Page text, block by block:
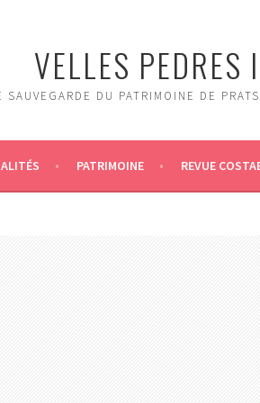
VELLES PEDRES
SAUVEGARDE DU PATRIMOINE DE
PATRIMOINE REVUE